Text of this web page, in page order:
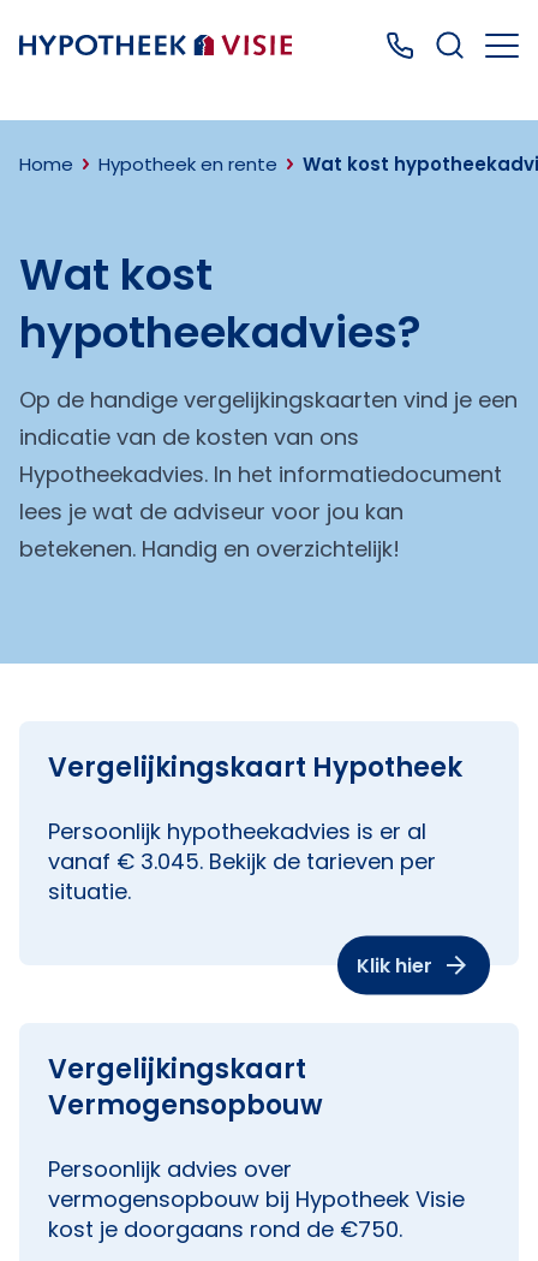
Terug naar home Bel ons: 0499
Home Hypotheek en rente Wat kost
Wat kost
hypotheekadvies?
Op de handige vergelijkingskaarten vind je een
indicatie van de kosten van ons
Hypotheekadvies. In het informatiedocument
lees je wat de adviseur voor jou kan
betekenen. Handig en overzichtelijk!
Vergelijkingskaart Hypotheek
Persoonlijk hypotheekadvies is er al
vanaf € 3.045. Bekijk de tarieven per
situatie.
Klik hier
Vergelijkingskaart
Vermogensopbouw
Persoonlijk advies over
vermogensopbouw bij Hypotheek Visie
kost je doorgaans rond de €750.